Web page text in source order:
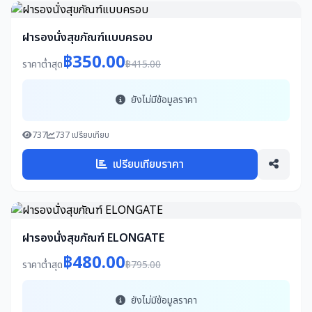
ฝารองนั่งสุขภัณฑ์แบบครอบ
ราคาต่ำสุด฿350.00฿415.00
ยังไม่มีข้อมูลราคา
737 737 เปรียบเทียบ
เปรียบเทียบราคา
ฝารองนั่งสุขภัณฑ์ ELONGATE
ราคาต่ำสุด฿480.00฿795.00
ยังไม่มีข้อมูลราคา